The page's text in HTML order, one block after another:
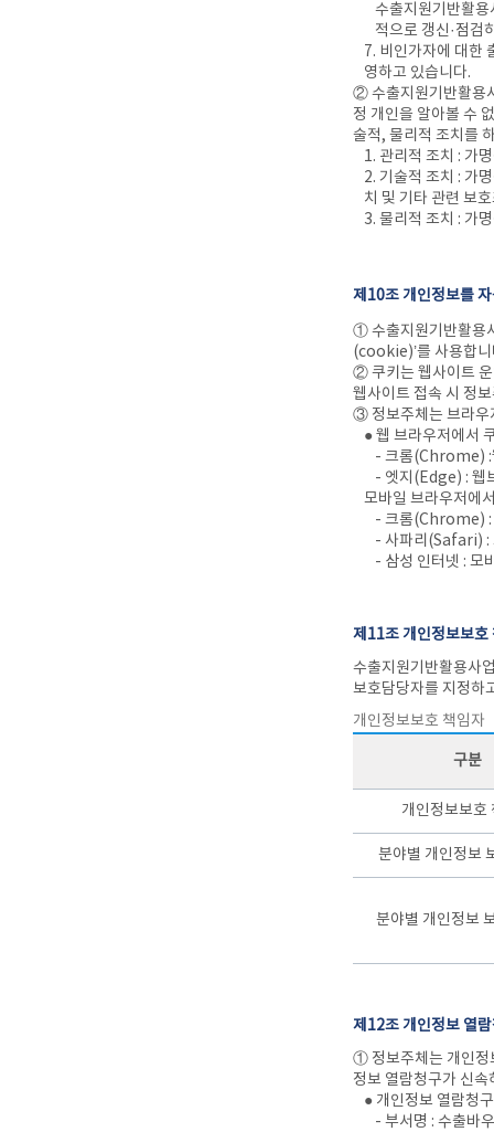
수출지원기반활용
적으로 갱신·점검
7. 비인가자에 대한
영하고 있습니다.
② 수출지원기반활용
정 개인을 알아볼 수
술적, 물리적 조치를
1. 관리적 조치 : 가
2. 기술적 조치 : 가
치 및 기타 관련 보
3. 물리적 조치 : 가
제10조 개인정보를
① 수출지원기반활용
(cookie)’를 사용합니
② 쿠키는 웹사이트
웹사이트 접속 시 정
③ 정보주체는 브라우
● 웹 브라우저에서
- 크롬(Chrome) :
- 엣지(Edge) : 웹
모바일 브라우저에
- 크롬(Chrome) :
- 사파리(Safari) :
- 삼성 인터넷 : 모
제11조 개인정보보호
수출지원기반활용사
보호담당자를 지정하
개인정보보호 책임자
구분
개인정보보호
분야별 개인정보
분야별 개인정보
제12조 개인정보 열
① 정보주체는 개인정
정보 열람청구가 신
● 개인정보 열람청
- 부서명 : 수출바